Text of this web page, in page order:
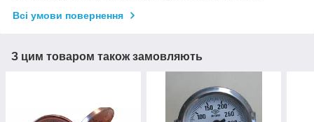
Всі умови повернення
З цим товаром також замовляють